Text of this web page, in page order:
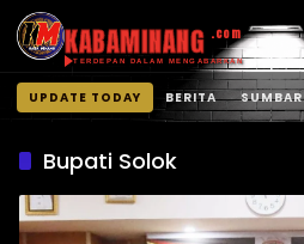
KABAMINANG .com
TERDEPAN DALAM MENGABARKAN
UPDATE TODAY BERITA SUMBAR
Bupati Solok